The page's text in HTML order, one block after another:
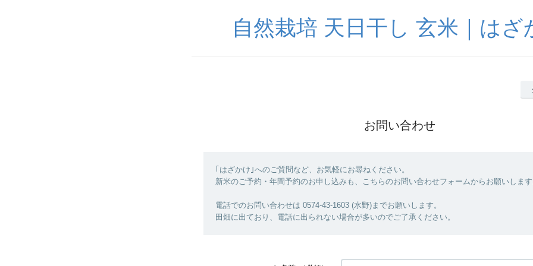
自然栽培 天日干し 玄米｜はざ
お問い合わせ
｢はざかけ｣へのご質問など、お気軽にお尋ねください。
新米のご予約・年間予約のお申し込みも、こちらのお問い合わせフォームからお願いします
電話でのお問い合わせは 0574-43-1603 (水野)までお願いします。
田畑に出ており、電話に出られない場合が多いのでご了承ください。